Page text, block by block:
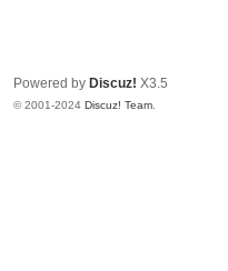
Powered by Discuz! X3.5
© 2001-2024 Discuz! Team